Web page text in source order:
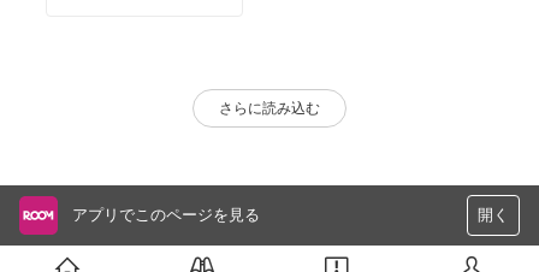
#12316;と。
厚みもなかなかあり、チ
も付いてるし、収納袋も
付いてるし、この値段で
かなりお得な買い物でし
た！
今のところ文句の付け所
さらに読み込む
アプリでこのページを見る 開く